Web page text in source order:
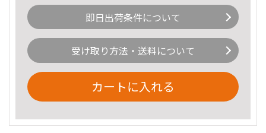
即日出荷条件について
受け取り方法・送料について
カートに入れる